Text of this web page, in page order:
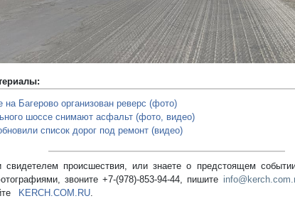
на Багерово организован реверс (фото)
шоссе снимают асфальт (фото, видео)
список дорог под ремонт (видео)
происшествия, или знаете о предстоящем
звоните +7-(978)-853-94-44, пишите
KERCH.COM.RU.